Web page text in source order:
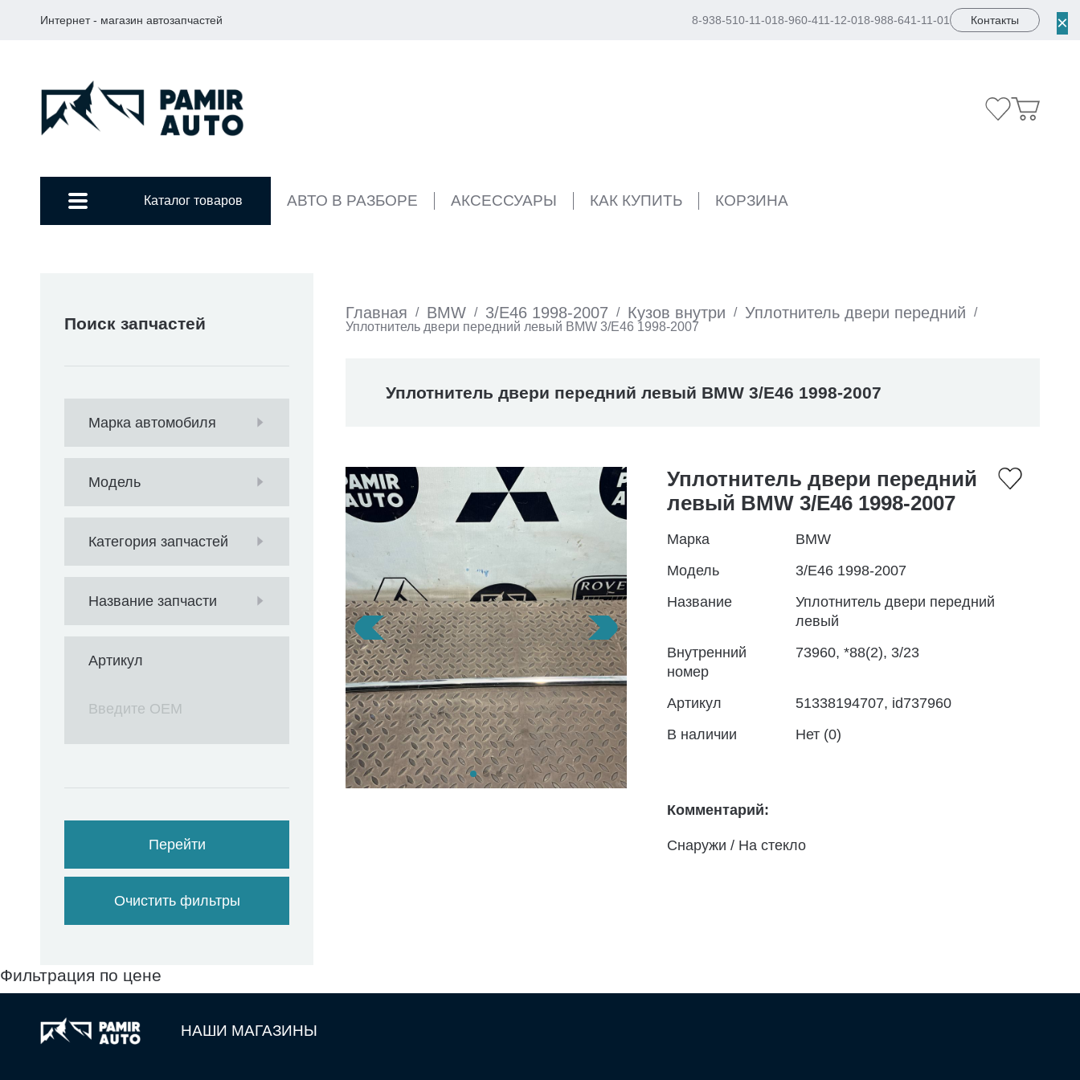
Интернет - магазин автозапчастей 8-938-510-11-018-960-411-12-018-988-641-11-01 Контакты
Каталог товаров АВТО В РАЗБОРЕ АКСЕССУАРЫ КАК КУПИТЬ КОРЗИНА
×
Поиск запчастей
Марка автомобиля
Модель
Категория запчастей
Название запчасти
Артикул
Перейти
Очистить фильтры
Главная / BMW / 3/E46 1998-2007 / Кузов внутри / Уплотнитель двери передний
/
Уплотнитель двери передний левый BMW 3/E46 1998-2007
Уплотнитель двери передний левый BMW 3/E46 1998-2007
Уплотнитель двери передний
левый BMW 3/E46 1998-2007
Марка
BMW
Модель
3/E46 1998-2007
Название
Уплотнитель двери передний
левый
Внутренний
номер
73960, *88(2), 3/23
Артикул
51338194707, id737960
В наличии
Нет (0)
Комментарий:
Снаружи / На стекло
Фильтрация по цене
НАШИ МАГАЗИНЫ